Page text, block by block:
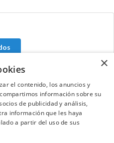
de NextCaddy
Contacta
×
el contenido, los anuncios y
información sobre su
de publicidad y análisis,
información que les haya
a partir del uso de sus